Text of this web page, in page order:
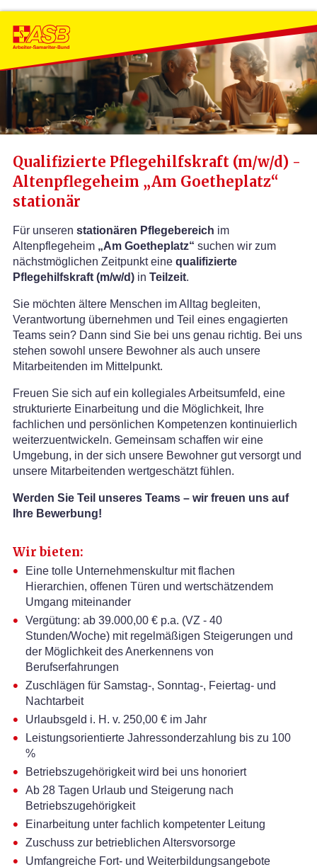
Qualifizierte Pflegehilfskraft (m/w/d) -
Altenpflegeheim „Am Goetheplatz“
stationär
Für unseren stationären Pflegebereich im
Altenpflegeheim „Am Goetheplatz“ suchen wir zum
nächstmöglichen Zeitpunkt eine qualifizierte
Pflegehilfskraft (m/w/d)in Teilzeit.
Sie möchten ältere Menschen im Alltag begleiten,
Verantwortung übernehmen und Teil eines engagierten
Teams sein? Dann sind Sie bei uns genau richtig. Bei uns
stehen sowohl unsere Bewohner als auch unsere
Mitarbeitenden im Mittelpunkt.
Freuen Sie sich auf ein kollegiales Arbeitsumfeld, eine
strukturierte Einarbeitung und die Möglichkeit, Ihre
fachlichen und persönlichen Kompetenzen kontinuierlich
weiterzuentwickeln. Gemeinsam schaffen wir eine
Umgebung, in der sich unsere Bewohner gut versorgt und
unsere Mitarbeitenden wertgeschätzt fühlen.
Werden Sie Teil unseres Teams – wir freuen uns auf
Ihre Bewerbung!
Wir bieten:
Eine tolle Unternehmenskultur mit flachen
Hierarchien, offenen Türen und wertschätzendem
Umgang miteinander
Vergütung: ab 39.000,00 € p.a. (VZ - 40
Stunden/Woche) mit regelmäßigen Steigerungen und
der Möglichkeit des Anerkennens von
Berufserfahrungen
Zuschlägen für Samstag-, Sonntag-, Feiertag- und
Nachtarbeit
Urlaubsgeld i. H. v. 250,00 € im Jahr
Leistungsorientierte Jahressonderzahlung bis zu 100
%
Betriebszugehörigkeit wird bei uns honoriert
Ab 28 Tagen Urlaub und Steigerung nach
Betriebszugehörigkeit
Einarbeitung unter fachlich kompetenter Leitung
Zuschuss zur betrieblichen Altersvorsorge
Umfangreiche Fort- und Weiterbildungsangebote